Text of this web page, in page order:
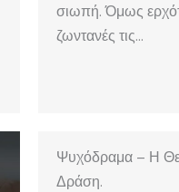
σιωπή. Όμως
ζωντανές τις…
Ψυχόδραμα – Η
Δράση.